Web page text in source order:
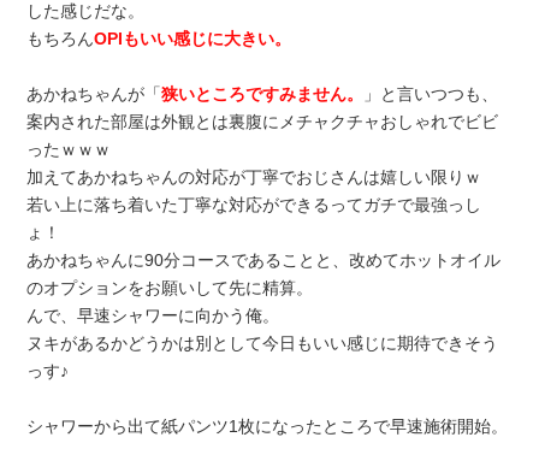
した感じだな。
もちろんOPIもいい感じに大きい。
あかねちゃんが「狭いところですみません。
」と言いつつも、
案内された部屋は外観とは裏腹にメチャクチャおしゃれでビビ
ったｗｗｗ
加えてあかねちゃんの対応が丁寧でおじさんは嬉しい限りｗ
若い上に落ち着いた丁寧な対応ができるってガチで最強っし
ょ！
あかねちゃんに90分コースであることと、改めてホットオイル
のオプションをお願いして先に精算。
んで、早速シャワーに向かう俺。
ヌキがあるかどうかは別として今日もいい感じに期待できそう
っす♪
シャワーから出て紙パンツ1枚になったところで早速施術開始。